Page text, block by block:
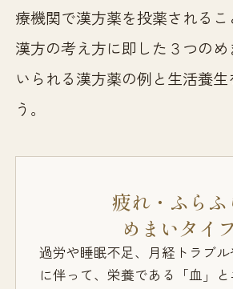
療機関で漢方薬を投薬されるこ
漢方の考え方に即した３つの
いられる漢方薬の例と生活養生
う。
疲れ・ふらふ
めまいタイ
過労や睡眠不足、月経トラブ
に伴って、栄養である「血」